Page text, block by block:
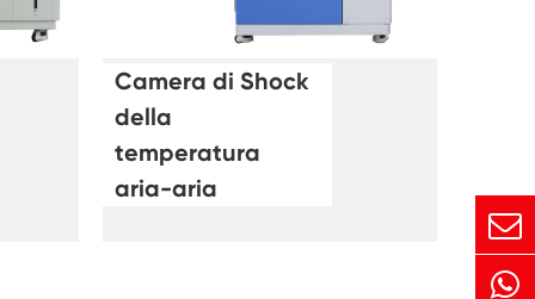
Camera di Shock
della
temperatura
aria-aria